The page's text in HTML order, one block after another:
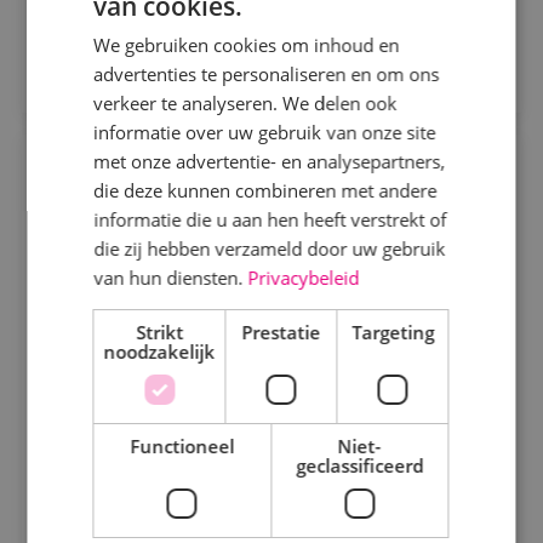
Sprundel
Specialisme
Beveiligingstechniek
Elektrotechniek
Energietechniek
Staf
Uren
Fulltime
Parttime
Direct solliciteren
BIM Engineer Werktuigbouwkunde
Werktuigbouwkunde Fulltime MBO
Alphen a/d Rijn
Bij BINK werk je aan techniek die klopt en krijg je
ruimte om jezelf verder te ontwikkelen.
Direct solliciteren
We gebruiken cookies om inhoud en
advertenties te personaliseren en om ons
verkeer te analyseren. We delen ook
informatie over uw gebruik van onze site
met onze advertentie- en analysepartners,
die deze kunnen combineren met andere
informatie die u aan hen heeft verstrekt of
die zij hebben verzameld door uw gebruik
van hun diensten. Privacybeleid
Strikt
noodzakelijk
Prestatie Targeting
Functioneel
Niet-
geclassificeerd